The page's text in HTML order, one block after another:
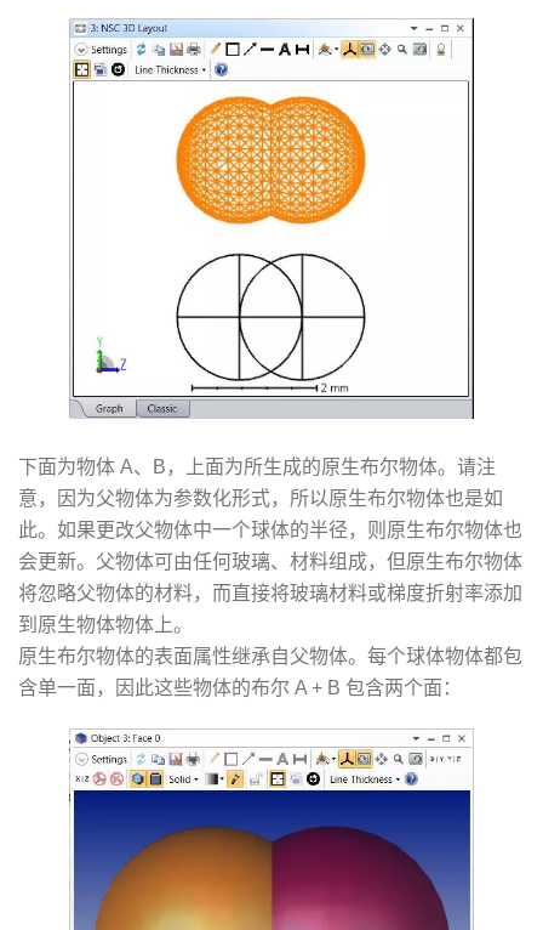
下面为物体 A、B，上面为所生成的原生布尔物体。请注
意，因为父物体为参数化形式，所以原生布尔物体也是如
此。如果更改父物体中一个球体的半径，则原生布尔物体也
会更新。父物体可由任何玻璃、材料组成，但原生布尔物体
将忽略父物体的材料，而直接将玻璃材料或梯度折射率添加
到原生物体物体上。
原生布尔物体的表面属性继承自父物体。每个球体物体都包
含单一面，因此这些物体的布尔 A + B 包含两个面：